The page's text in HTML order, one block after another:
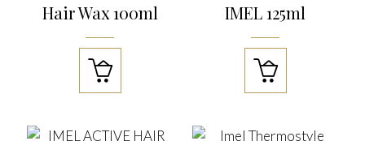
Hair Wax 100ml

IMEL 125ml
